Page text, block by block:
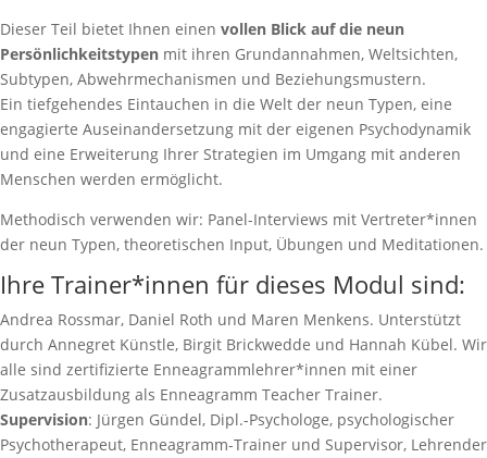
Dieser Teil bietet Ihnen einen vollen Blick auf die neun
Persönlichkeitstypen mit ihren Grundannahmen, Weltsichten,
Subtypen, Abwehrmechanismen und Beziehungsmustern.
Ein tiefgehendes Eintauchen in die Welt der neun Typen, eine
engagierte Auseinandersetzung mit der eigenen Psychodynamik
und eine Erweiterung Ihrer Strategien im Umgang mit anderen
Menschen werden ermöglicht.
Methodisch verwenden wir: Panel-Interviews mit Vertreter*innen
der neun Typen, theoretischen Input, Übungen und Meditationen.
Ihre Trainer*innen für dieses Modul sind:
Andrea Rossmar, Daniel Roth und Maren Menkens. Unterstützt
durch Annegret Künstle, Birgit Brickwedde und Hannah Kübel. Wir
alle sind zertifizierte Enneagrammlehrer*innen mit einer
Zusatzausbildung als Enneagramm Teacher Trainer.
Supervision: Jürgen Gündel, Dipl.-Psychologe, psychologischer
Psychotherapeut, Enneagramm-Trainer und Supervisor, Lehrender